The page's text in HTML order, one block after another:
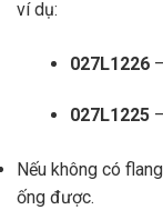
ví dụ:
027L1226
027L1225
Nếu không có
ống được.